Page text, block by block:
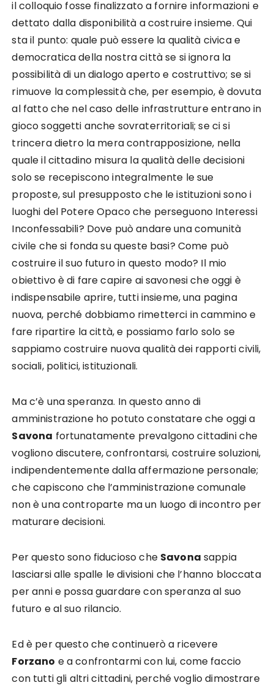
il colloquio fosse finalizzato a fornire informazioni e
dettato dalla disponibilità a costruire insieme. Qui
sta il punto: quale può essere la qualità civica e
democratica della nostra città se si ignora la
possibilità di un dialogo aperto e costruttivo; se si
rimuove la complessità che, per esempio, è dovuta
al fatto che nel caso delle infrastrutture entrano in
gioco soggetti anche sovraterritoriali; se ci si
trincera dietro la mera contrapposizione, nella
quale il cittadino misura la qualità delle decisioni
solo se recepiscono integralmente le sue
proposte, sul presupposto che le istituzioni sono i
luoghi del Potere Opaco che perseguono Interessi
Inconfessabili? Dove può andare una comunità
civile che si fonda su queste basi? Come può
costruire il suo futuro in questo modo? Il mio
obiettivo è di fare capire ai savonesi che oggi è
indispensabile aprire, tutti insieme, una pagina
nuova, perché dobbiamo rimetterci in cammino e
fare ripartire la città, e possiamo farlo solo se
sappiamo costruire nuova qualità dei rapporti civili,
sociali, politici, istituzionali.
Ma c’è una speranza. In questo anno di
amministrazione ho potuto constatare che oggi a
Savona fortunatamente prevalgono cittadini che
vogliono discutere, confrontarsi, costruire soluzioni,
indipendentemente dalla affermazione personale;
che capiscono che l’amministrazione comunale
non è una controparte ma un luogo di incontro per
maturare decisioni.
Per questo sono fiducioso che Savona sappia
lasciarsi alle spalle le divisioni che l’hanno bloccata
per anni e possa guardare con speranza al suo
futuro e al suo rilancio.
Ed è per questo che continuerò a ricevere
Forzano e a confrontarmi con lui, come faccio
con tutti gli altri cittadini, perché voglio dimostrare